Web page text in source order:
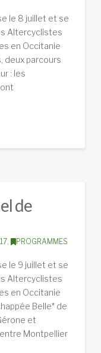
le 8 juillet et se
Altercyclistes
en Occitanie
deux parcours
: les
de
, PROGRAMMES
le 9 juillet et se
Altercyclistes
en Occitanie
Belle* de
et
Montpellier